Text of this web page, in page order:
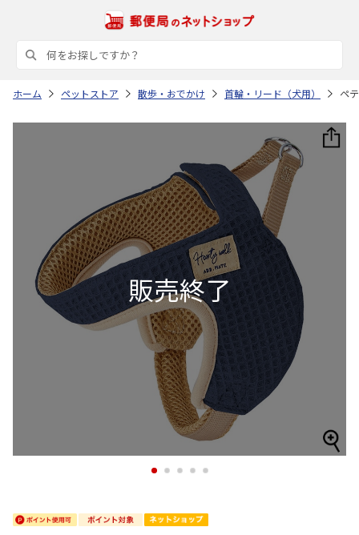
ホーム ペットストア 散歩・おでかけ 首輪・リード（犬用） ペ
1 2 3 4 5